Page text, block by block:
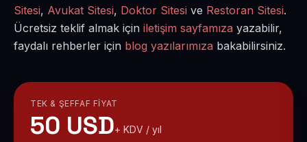
Sitesi, Avukat Sitesi, Doktor Sitesi ve Restoran Sitesi.
Ücretsiz teklif almak için iletişim sayfamıza yazabilir,
faydalı rehberler için blog yazılarımıza bakabilirsiniz.
TEK & ŞEFFAF FIYAT
50 USD+ KDV / yıl